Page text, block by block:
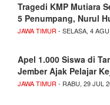
Tragedi KMP Mutiara
5 Penumpang, Nurul
JAWA TIMUR - SELASA, 4
Apel 1.000 Siswa di
Jember Ajak Pelajar
JAWA TIMUR - RABU, 29 JUL